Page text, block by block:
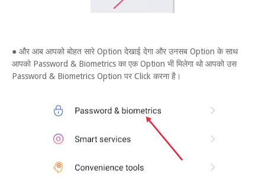
● और आब आपको बोहत सारे Option देखाई देगा और उनसब Option के साथ
आपको Password & Biometrics का एक Option भी मिलेगा थो आपको उस
Password & Biometrics Option पर Click करना है।